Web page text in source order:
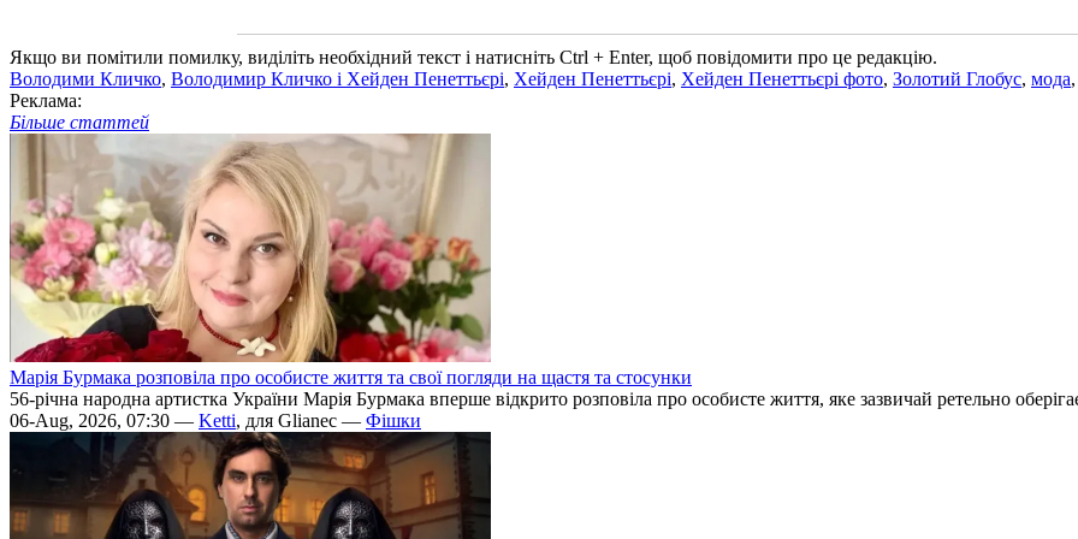
Якщо ви помітили помилку, виділіть необхідний текст і натисніть Ctrl + Enter, щоб повідомити про це редакцію.
Володими Кличко, Володимир Кличко і Хейден Пенеттьєрі, Хейден Пенеттьєрі, Хейден Пенеттьєрі фото, Золотий Глобус, мода,
Реклама:
Більше статтей
Марія Бурмака розповіла про особисте життя та свої погляди на щастя та стосунки
56-річна народна артистка України Марія Бурмака вперше відкрито розповіла про особисте життя, яке зазвичай ретельно
06-Aug, 2026, 07:30 — Ketti, для Glianec — Фішки